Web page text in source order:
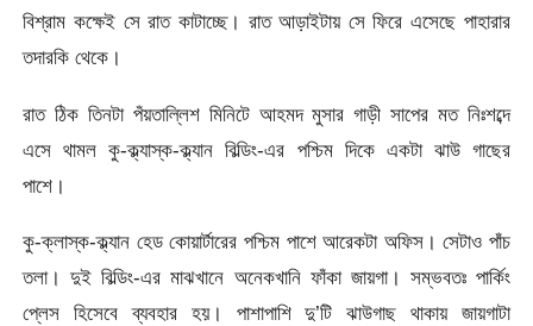
বিশ্রাম কক্ষেই সে রাত কাটাচ্ছে। রাত আড়াইটায় সে ফিরে এসেছে পাহারার
তদারকি থেকে।
রাত ঠিক তিনটা পঁয়তাল্লিশ মিনিটে আহমদ মুসার গাড়ী সাপের মত নিঃশব্দে
এসে থামল কু-ক্ল্যাস্ক-ক্ল্যান বিল্ডিং-এর পশ্চিম দিকে একটা ঝাউ গাছের
পাশে।
কু-ক্লাস্ক-ক্ল্যান হেড কোয়ার্টারের পশ্চিম পাশে আরেকটা অফিস। সেটাও পাঁচ
তলা। দুই বিল্ডিং-এর মাঝখানে অনেকখানি ফাঁকা জায়গা। সম্ভবতঃ পার্কিং
প্লেস হিসেবে ব্যবহার হয়। পাশাপাশি দু’টি ঝাউগাছ থাকায় জায়গাটা